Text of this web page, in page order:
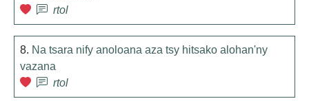
rtol
8. Na tsara nify anoloana aza tsy hitsako alohan'ny
vazana
rtol